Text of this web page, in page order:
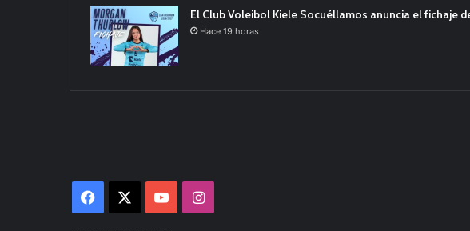
El Club Voleibol Kiele Socuéllamos anuncia el
Hace 19 horas
Facebook YouTubeInstagram